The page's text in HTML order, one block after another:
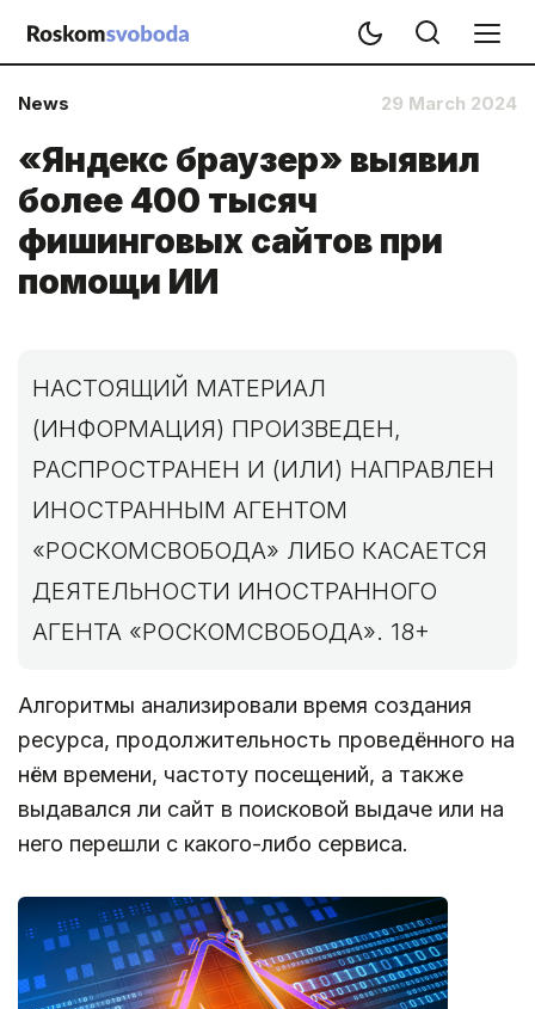
News 29 March 2024
«Яндекс браузер» выявил
более 400 тысяч
фишинговых сайтов при
помощи ИИ
НАСТОЯЩИЙ МАТЕРИАЛ
(ИНФОРМАЦИЯ) ПРОИЗВЕДЕН,
РАСПРОСТРАНЕН И (ИЛИ) НАПРАВЛЕН
ИНОСТРАННЫМ АГЕНТОМ
«РОСКОМСВОБОДА» ЛИБО КАСАЕТСЯ
ДЕЯТЕЛЬНОСТИ ИНОСТРАННОГО
АГЕНТА «РОСКОМСВОБОДА». 18+
Алгоритмы анализировали время создания
ресурса, продолжительность проведённого на
нём времени, частоту посещений, а также
выдавался ли сайт в поисковой выдаче или на
него перешли с какого-либо сервиса.